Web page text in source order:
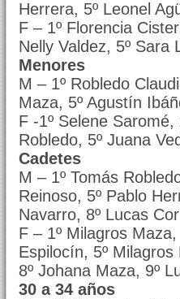
Herrera, 5º Leonel
F – 1º Florencia
Nelly Valdez, 5º Sara
Menores
M – 1º Robledo
Maza, 5º Agustín
F -1º Selene
Robledo, 5º Juana
Cadetes
M – 1º Tomás
Reinoso, 5º Pablo
Navarro, 8º Lucas
F – 1º Milagros
Espilocín, 5º
8º Johana Maza, 9º
30 a 34 años